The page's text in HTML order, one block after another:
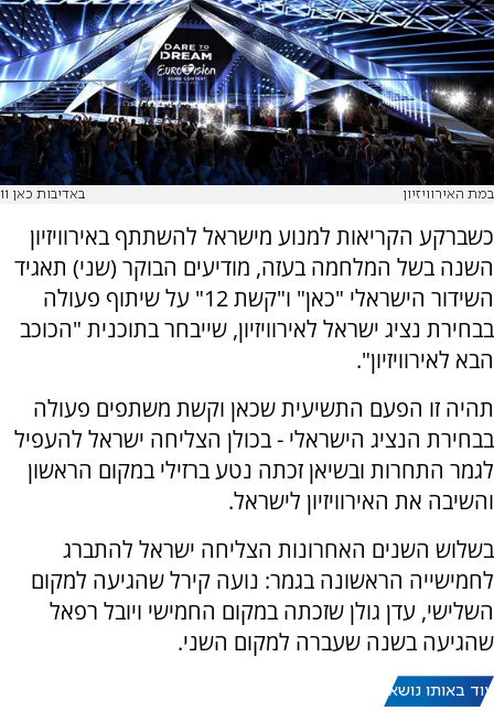
במת האירוויזיון באדיבות כאן 11
כשברקע הקריאות למנוע מישראל להשתתף באירוויזיון
השנה בשל המלחמה בעזה, מודיעים הבוקר (שני) תאגיד
השידור הישראלי "כאן" ו"קשת 12" על שיתוף פעולה
בבחירת נציג ישראל לאירוויזיון, שייבחר בתוכנית "הכוכב
הבא לאירוויזיון".
תהיה זו הפעם התשיעית שכאן וקשת משתפים פעולה
בבחירת הנציג הישראלי - בכולן הצליחה ישראל להעפיל
לגמר התחרות ובשיאן זכתה נטע ברזילי במקום הראשון
והשיבה את האירוויזיון לישראל.
בשלוש השנים האחרונות הצליחה ישראל להתברג
לחמישייה הראשונה בגמר: נועה קירל שהגיעה למקום
השלישי, עדן גולן שזכתה במקום החמישי ויובל רפאל
שהגיעה בשנה שעברה למקום השני.
עוד באותו נושא: